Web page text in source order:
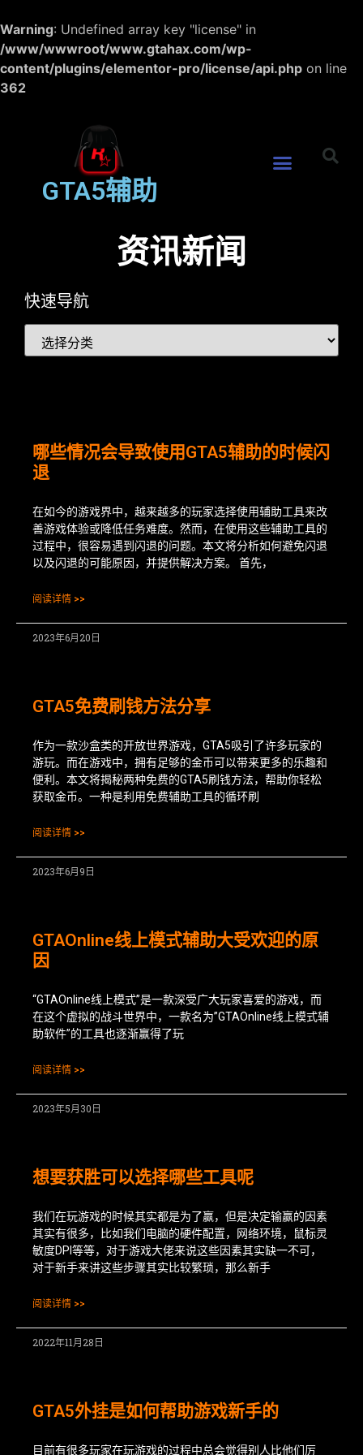
Warning: Undefined array key "license" in
/www/wwwroot/www.gtahax.com/wp-
content/plugins/elementor-pro/license/api.php on line
362
GTA5辅助
资讯新闻
快速导航
哪些情况会导致使用GTA5辅助的时候闪
退
在如今的游戏界中，越来越多的玩家选择使用辅助工具来改
善游戏体验或降低任务难度。然而，在使用这些辅助工具的
过程中，很容易遇到闪退的问题。本文将分析如何避免闪退
以及闪退的可能原因，并提供解决方案。 首先，
阅读详情 >>
2023年6月20日
GTA5免费刷钱方法分享
作为一款沙盒类的开放世界游戏，GTA5吸引了许多玩家的
游玩。而在游戏中，拥有足够的金币可以带来更多的乐趣和
便利。本文将揭秘两种免费的GTA5刷钱方法，帮助你轻松
获取金币。一种是利用免费辅助工具的循环刷
阅读详情 >>
2023年6月9日
GTAOnline线上模式辅助大受欢迎的原
因
“GTAOnline线上模式”是一款深受广大玩家喜爱的游戏，而
在这个虚拟的战斗世界中，一款名为”GTAOnline线上模式辅
助软件”的工具也逐渐赢得了玩
阅读详情 >>
2023年5月30日
想要获胜可以选择哪些工具呢
我们在玩游戏的时候其实都是为了赢，但是决定输赢的因素
其实有很多，比如我们电脑的硬件配置，网络环境，鼠标灵
敏度DPI等等，对于游戏大佬来说这些因素其实缺一不可，
对于新手来讲这些步骤其实比较繁琐，那么新手
阅读详情 >>
2022年11月28日
GTA5外挂是如何帮助游戏新手的
目前有很多玩家在玩游戏的过程中总会觉得别人比他们厉